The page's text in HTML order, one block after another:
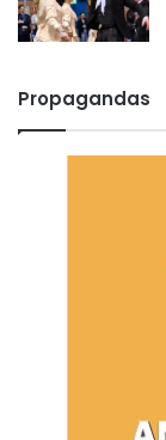
Propagandas